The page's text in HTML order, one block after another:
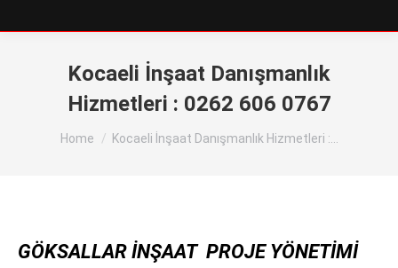
Kocaeli İnşaat Danışmanlık
Hizmetleri : 0262 606 0767
You are here:
Home Kocaeli İnşaat Danışmanlık Hizmetleri :…
GÖKSALLAR İNŞAAT PROJE YÖNETİMİ